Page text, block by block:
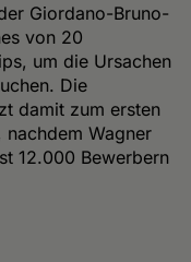
Giordano-Bruno-
von 20
um die Ursachen
Die
damit zum ersten
Wagner
12.000 Bewerbern